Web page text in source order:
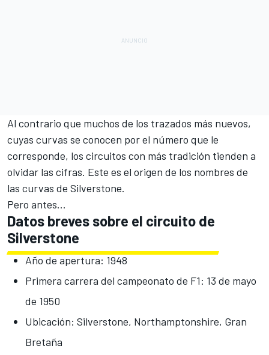
Al contrario que muchos de los trazados más nuevos,
cuyas curvas se conocen por el número que le
corresponde, los circuitos con más tradición tienden a
olvidar las cifras. Este es el origen de los nombres de
las curvas de Silverstone.
Pero antes...
Datos breves sobre el circuito de
Silverstone
Año de apertura: 1948
Primera carrera del campeonato de F1: 13 de mayo
de 1950
Ubicación: Silverstone, Northamptonshire, Gran
Bretaña